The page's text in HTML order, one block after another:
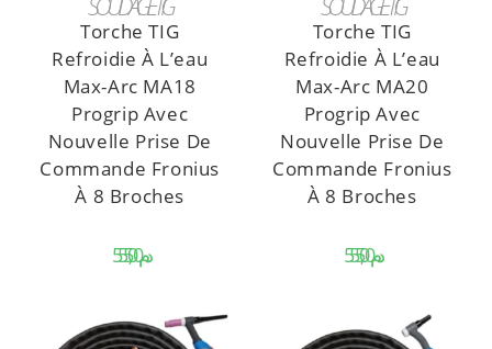
Torche TIG
Refroidie À L’eau
Max-Arc MA18
Progrip Avec
Nouvelle Prise De
Commande Fronius
À 8 Broches
د.م.
555,00
Torche TIG
Refroidie À L’eau
Max-Arc MA20
Progrip Avec
Nouvelle Prise De
Commande Fronius
À 8 Broches
د.م.
555,00